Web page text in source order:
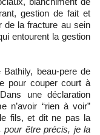
gestion de fait et
de la fracture au sein
entourent la gestion
beau-pere de
pour couper court à
une déclaration
n’avoir “rien à voir”
fils, et dit ne pas la
pour être précis, je la